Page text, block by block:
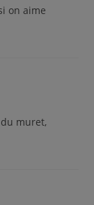
on aime
du muret,